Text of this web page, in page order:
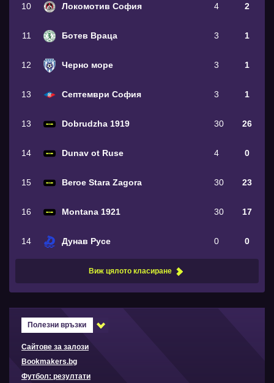
10 Локомотив София 4 2
11 Ботев Враца 3 1
12 Черно море 3 1
13 Септември София 3 1
13 Dobrudzha 1919 30 26
14 Dunav ot Ruse 4 0
15 Beroe Stara Zagora 30 23
16 Montana 1921 30 17
14 Дунав Русе 0 0
Виж цялото класиране
Полезни връзки
Сайтове за залози
Bookmakers.bg
Футбол: резултати